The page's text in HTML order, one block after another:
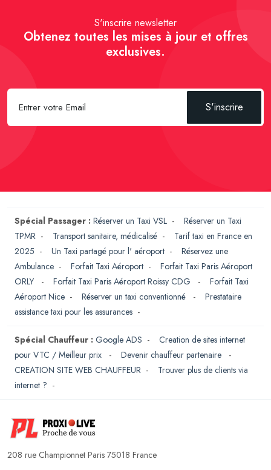
S'inscrire newsletter
Obtenez toutes les mises à jour et offres
exclusives.
S'inscrire
Spécial Passager : Réserver un Taxi VSL - Réserver un Taxi
TPMR - Transport sanitaire, médicalisé - Tarif taxi en France en
2025 - Un Taxi partagé pour l' aéroport - Réservez une
Ambulance - Forfait Taxi Aéroport - Forfait Taxi Paris Aéroport
ORLY
- Forfait Taxi Paris Aéroport Roissy CDG - Forfait Taxi
Aéroport Nice - Réserver un taxi conventionné - Prestataire
assistance taxi pour les assurances -
Spécial Chauffeur : Google ADS - Creation de sites internet
pour VTC / Meilleur prix
- Devenir chauffeur partenaire
-
CREATION SITE WEB CHAUFFEUR - Trouver plus de clients via
internet ? -
208 rue Championnet Paris 75018 France